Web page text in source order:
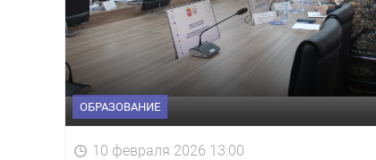
ОБРАЗОВАНИЕ
10 февраля 2026 13:00